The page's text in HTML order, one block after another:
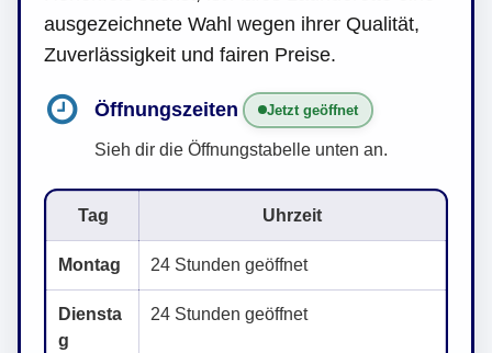
ausgezeichnete Wahl wegen ihrer Qualität,
Zuverlässigkeit und fairen Preise.
Öffnungszeiten Jetzt geöffnet
Sieh dir die Öffnungstabelle unten an.
Tag Uhrzeit
Montag 24 Stunden geöffnet
Diensta
g
24 Stunden geöffnet